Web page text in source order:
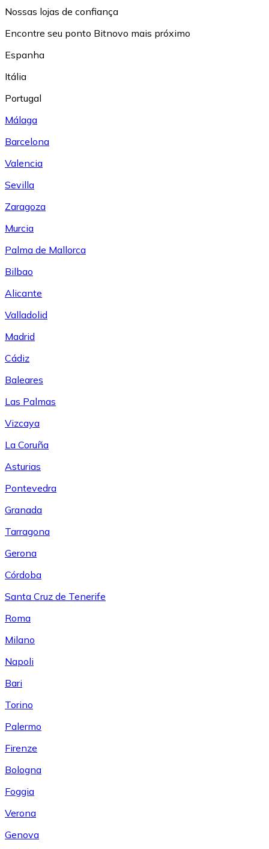
Nossas lojas de confiança
Encontre seu ponto Bitnovo mais próximo
Espanha
Itália
Portugal
Málaga
Barcelona
Valencia
Sevilla
Zaragoza
Murcia
Palma de Mallorca
Bilbao
Alicante
Valladolid
Madrid
Cádiz
Baleares
Las Palmas
Vizcaya
La Coruña
Asturias
Pontevedra
Granada
Tarragona
Gerona
Córdoba
Santa Cruz de Tenerife
Roma
Milano
Napoli
Bari
Torino
Palermo
Firenze
Bologna
Foggia
Verona
Genova